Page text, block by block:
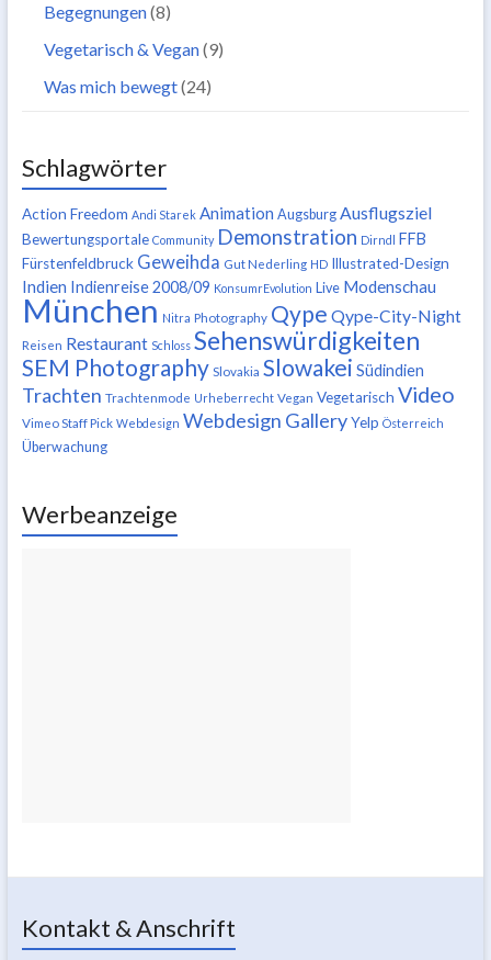
Begegnungen(8)
Vegetarisch & Vegan(9)
Was mich bewegt(24)
Schlagwörter
Action Freedom Andi Starek Animation Augsburg Ausflugsziel
Bewertungsportale Community Demonstration Dirndl FFB
Fürstenfeldbruck Geweihda Gut Nederling HD Illustrated-Design
Indien Indienreise 2008/09 KonsumrEvolution Live Modenschau
München Nitra Photography Qype Qype-City-Night
Reisen Restaurant Schloss Sehenswürdigkeiten
SEM Photography Slovakia Slowakei Südindien
Trachten Trachtenmode Urheberrecht Vegan Vegetarisch Video
Vimeo Staff Pick Webdesign Webdesign Gallery Yelp Österreich
Überwachung
Werbeanzeige
Kontakt & Anschrift